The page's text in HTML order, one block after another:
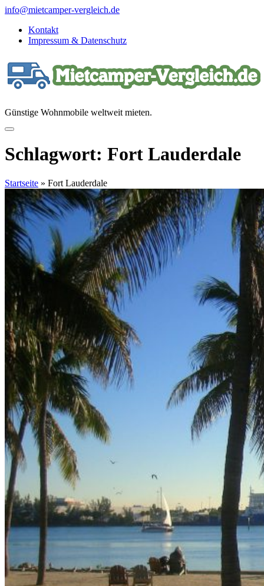
Direkt
Inhalt
info@mietcamper-vergleich.de
Kontakt
Impressum & Datenschutz
Günstige Wohnmobile weltweit mieten.
Schlagwort: Fort Lauderdale
Startseite » Fort Lauderdale